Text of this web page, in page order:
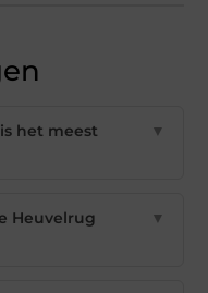
het meest
▼
Heuvelrug
▼